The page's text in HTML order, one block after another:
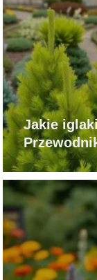
Jakie